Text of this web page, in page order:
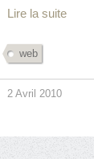
Lire la suite
web
2 Avril 2010